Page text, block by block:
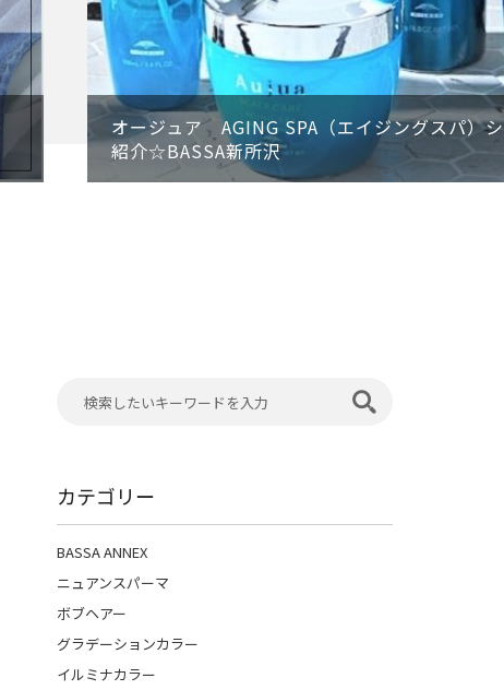
オージュア AGING SPA（エイジングスパ）
紹介☆BASSA新所沢
カテゴリー
BASSA ANNEX
ニュアンスパーマ
ボブヘアー
グラデーションカラー
イルミナカラー